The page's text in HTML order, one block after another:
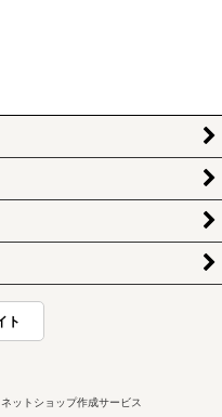
ト
ネットショップ作成サービス